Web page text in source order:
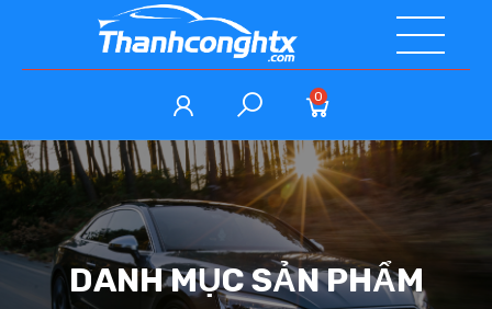
0
DANH MỤC SẢN PHẨM